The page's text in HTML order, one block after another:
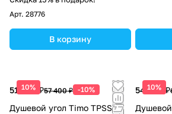
прозрачное осветленное
Арт. 28776
В корзину
10%
51 660 ₽57 400 ₽ -10%
Душевой угол Timo TPSS-
10%
54 905 ₽
Душевой